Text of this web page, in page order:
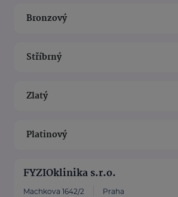
Bronzový
Stříbrný
Zlatý
Platinový
FYZIOklinika s.r.o.
Machkova 1642/2 Praha